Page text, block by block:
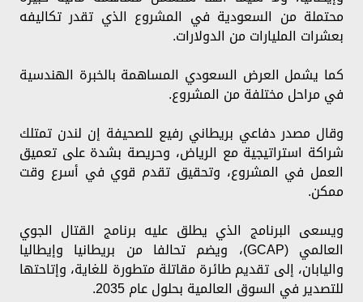
محتملة من السعودية في المشروع الذي تقدر تكاليفه
بعشرات المليارات من الدولارات.
كما يشمل العرض السعودي المساهمة بالخبرة الهندسية
في مراحل مختلفة من المشروع.
وقال مصدر دفاعي بريطاني رفيع للصحيفة إن لندن تمتلك
شراكة استراتيجية مع الرياض، وحريصة بشدة على تعميق
العمل في المشروع، وتحقيق تقدم قوي في أسرع وقت
ممكن.
ويسعى البرنامج الذي يطلق عليه برنامج القتال الجوي
العالمي (GCAP)، ويضم تحالفا من بريطانيا وإيطاليا
واليابان، إلى تقديم طائرة مقاتلة متطورة للغاية، وإتاحتها
للتصدير في السوق العالمية بحلول عام 2035.